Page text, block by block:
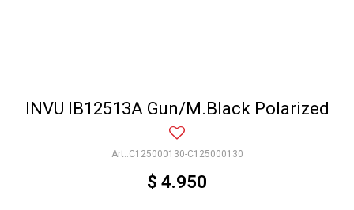
INVU IB12513A Gun/M.Black Polarized
C125000130-C125000130
$ 4.950